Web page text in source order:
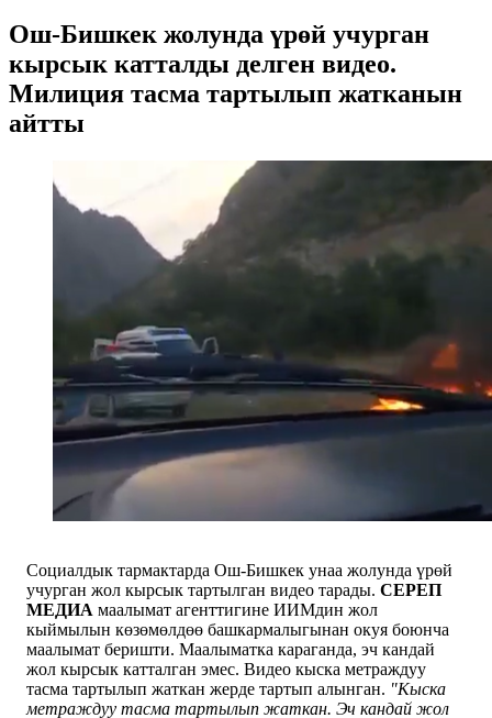
Ош-Бишкек жолунда үрөй учурган
кырсык катталды делген видео.
Милиция тасма тартылып жатканын
айтты
Социалдык тармактарда Ош-Бишкек унаа жолунда үрөй
учурган жол кырсык тартылган видео тарады. СЕРЕП
МЕДИА маалымат агенттигине ИИМдин жол
кыймылын көзөмөлдөө башкармалыгынан окуя боюнча
маалымат беришти. Маалыматка караганда, эч кандай
жол кырсык катталган эмес. Видео кыска метраждуу
тасма тартылып жаткан жерде тартып алынган. "Кыска
метраждуу тасма тартылып жаткан. Эч кандай жол